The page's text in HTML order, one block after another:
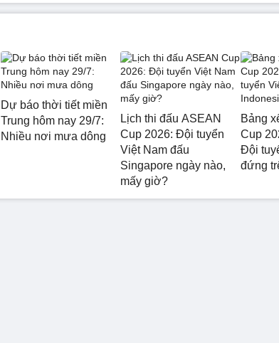
Dự báo thời tiết miền
Trung hôm nay 29/7:
Nhiều nơi mưa dông
Lịch thi đấu ASEAN
Cup 2026: Đội tuyển
Việt Nam đấu
Singapore ngày nào,
mấy giờ?
Bảng
Cup
Đội
đứng